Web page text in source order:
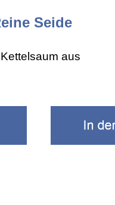
Seide
aus